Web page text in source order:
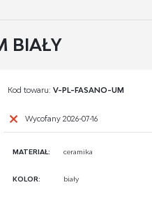
BIAŁY
Kod towaru: V-PL-FASANO-UM
Wycofany 2026-07-16
MATERIAŁ: ceramika
KOLOR: biały